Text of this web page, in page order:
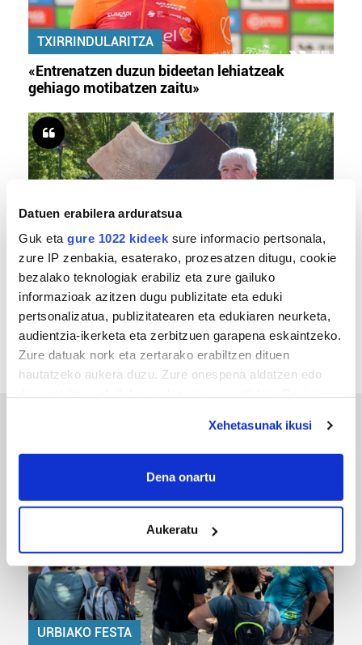
Datuen erabilera arduratsua
Guk eta gure 1022 kideek sure informacio pertsonala,
zure IP zenbakia, esaterako, prozesatzen ditugu, cookie
bezalako teknologiak erabiliz eta zure gailuko
informazioak azitzen dugu publizitate eta eduki
pertsonalizatua, publizitatearen eta edukiaren neurketa,
audientzia-ikerketa eta zerbitzuen garapena eskaintzeko.
Zure datuak nork eta zertarako erabiltzen dituen
hautatzeko aukera duzu. Zure onespena aldatzen edo
If you allow, we would also like to:
Collect information about your geographical
Identify your device by actively scanning it for
specific characteristics (fingerprinting)
Find out more about how your personal data is processed
and set your preferences in thedetails section.
Guk eta gure bazkideek zure datu pertsonalak
Xehetasunak ikusi
Dena onartu
Aukeratu
TXIRRINDULARITZA
«Entrenatzen duzun bideetan lehiatzeak
gehiago motibatzen zaitu»
MEMORIA HISTORIKOA
«Gai tabua izan da etxe gehienetan, jendeak
azkeneko momentuan hitz egin du»
URBIAKO FESTA